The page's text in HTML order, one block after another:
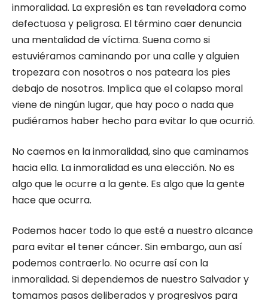
inmoralidad. La expresión es tan reveladora como
defectuosa y peligrosa. El término caer denuncia
una mentalidad de víctima. Suena como si
estuviéramos caminando por una calle y alguien
tropezara con nosotros o nos pateara los pies
debajo de nosotros. Implica que el colapso moral
viene de ningún lugar, que hay poco o nada que
pudiéramos haber hecho para evitar lo que ocurrió.
No caemos en la inmoralidad, sino que caminamos
hacia ella. La inmoralidad es una elección. No es
algo que le ocurre a la gente. Es algo que la gente
hace que ocurra.
Podemos hacer todo lo que esté a nuestro alcance
para evitar el tener cáncer. Sin embargo, aun así
podemos contraerlo. No ocurre así con la
inmoralidad. Si dependemos de nuestro Salvador y
tomamos pasos deliberados y progresivos para